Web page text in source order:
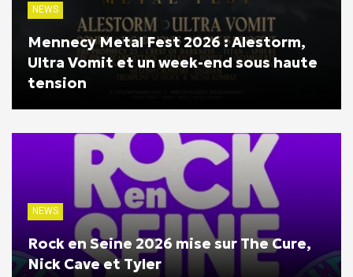
NEWS
Mennecy Metal Fest 2026 : Alestorm,
Ultra Vomit et un week-end sous haute
tension
NEWS
Rock en Seine 2026 mise sur The Cure,
Nick Cave et Tyler